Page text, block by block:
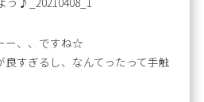
ー、、ですね☆
すぎるし、なんてったって手触